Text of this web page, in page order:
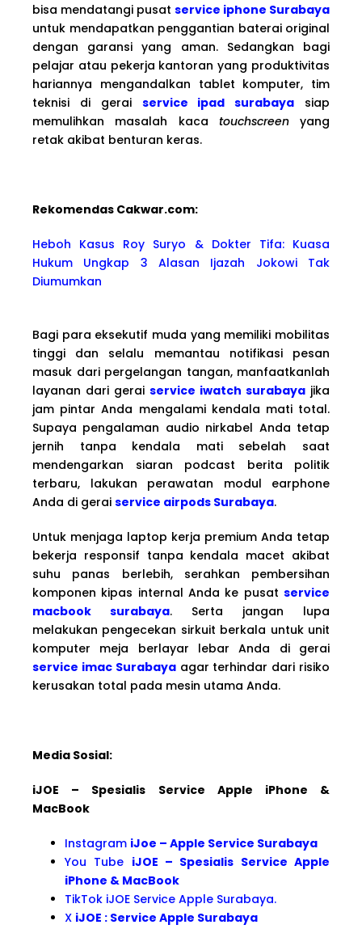
bisa mendatangi pusat service iphone Surabaya
untuk mendapatkan penggantian baterai original
dengan garansi yang aman. Sedangkan bagi
pelajar atau pekerja kantoran yang produktivitas
hariannya mengandalkan tablet komputer, tim
teknisi di gerai service ipad surabaya siap
memulihkan masalah kaca touchscreenyang
retak akibat benturan keras.
Rekomendas Cakwar.com:
Heboh Kasus Roy Suryo & Dokter Tifa: Kuasa
Hukum Ungkap 3 Alasan Ijazah Jokowi Tak
Diumumkan
Bagi para eksekutif muda yang memiliki mobilitas
tinggi dan selalu memantau notifikasi pesan
masuk dari pergelangan tangan, manfaatkanlah
layanan dari gerai service iwatch surabaya jika
jam pintar Anda mengalami kendala mati total.
Supaya pengalaman audio nirkabel Anda tetap
jernih tanpa kendala mati sebelah saat
mendengarkan siaran podcast berita politik
terbaru, lakukan perawatan modul earphone
Anda di gerai service airpods Surabaya.
Untuk menjaga laptop kerja premium Anda tetap
bekerja responsif tanpa kendala macet akibat
suhu panas berlebih, serahkan pembersihan
komponen kipas internal Anda ke pusat service
macbook surabaya. Serta jangan lupa
melakukan pengecekan sirkuit berkala untuk unit
komputer meja berlayar lebar Anda di gerai
service imac Surabayaagar terhindar dari risiko
kerusakan total pada mesin utama Anda.
Media Sosial:
iJOE – Spesialis Service Apple iPhone &
MacBook
Instagram iJoe – Apple Service Surabaya
You Tube iJOE – Spesialis Service Apple
iPhone & MacBook
TikTok iJOE Service Apple Surabaya.
X iJOE : Service Apple Surabaya